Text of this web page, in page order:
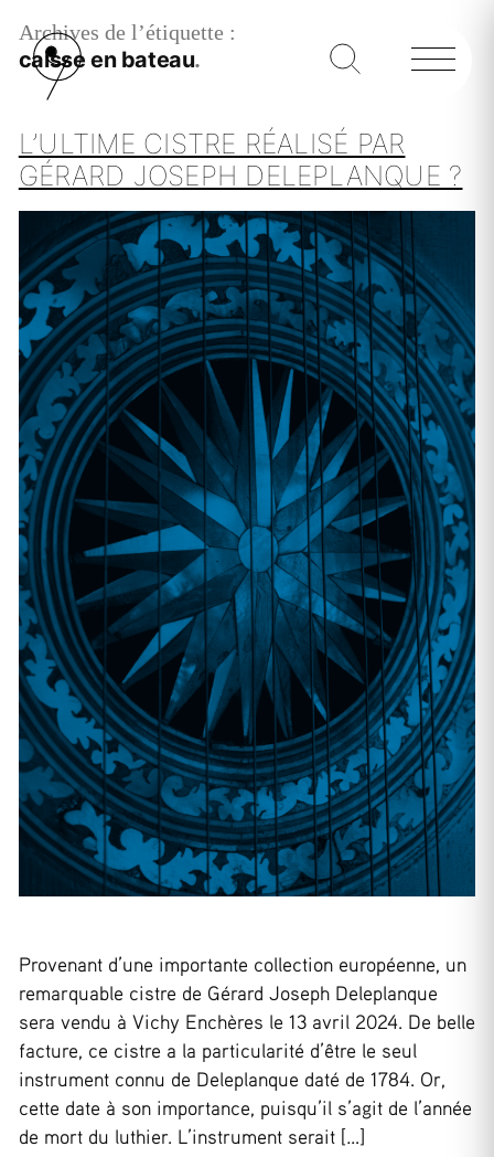
Archives de l’étiquette :
caisse en bateau
L’ULTIME CISTRE RÉALISÉ PAR
GÉRARD JOSEPH DELEPLANQUE ?
Provenant d’une importante collection européenne, un
remarquable cistre de Gérard Joseph Deleplanque
sera vendu à Vichy Enchères le 13 avril 2024. De belle
facture, ce cistre a la particularité d’être le seul
instrument connu de Deleplanque daté de 1784. Or,
cette date à son importance, puisqu’il s’agit de l’année
de mort du luthier. L’instrument serait […]